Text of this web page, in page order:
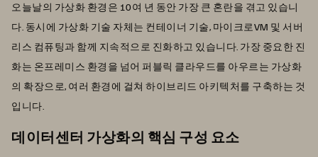
오늘날의 가상화 환경은 10여 년 동안 가장 큰 혼란을 겪고 있습니
다. 동시에 가상화 기술 자체는 컨테이너 기술, 마이크로VM 및 서버
리스 컴퓨팅과 함께 지속적으로 진화하고 있습니다. 가장 중요한 진
화는 온프레미스 환경을 넘어 퍼블릭 클라우드를 아우르는 가상화
의 확장으로, 여러 환경에 걸쳐 하이브리드 아키텍처를 구축하는 것
입니다.
데이터센터 가상화의 핵심 구성 요소